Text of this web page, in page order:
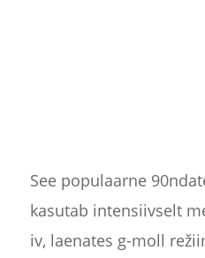
See populaarne
kasutab intensiivselt
iv, laenates g-moll